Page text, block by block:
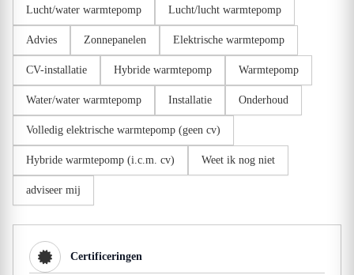
Lucht/water warmtepomp Lucht/lucht warmtepomp
Advies Zonnepanelen Elektrische warmtepomp
CV-installatie Hybride warmtepomp Warmtepomp
Water/water warmtepomp Installatie Onderhoud
Volledig elektrische warmtepomp (geen cv)
Hybride warmtepomp (i.c.m. cv) Weet ik nog niet
adviseer mij
Certificeringen